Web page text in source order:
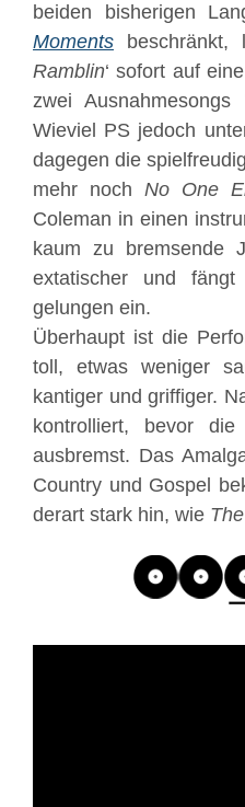
beiden bisherigen
Moments beschränkt,
Ramblin‘ sofort auf
zwei Ausnahmesongs
Wieviel PS jedoch
dagegen die
mehr nochNo One
Coleman in einen
kaum zu bremsende
extatischer und
gelungen ein.
Überhaupt ist die
toll, etwas weniger
kantiger und griffiger.
kontrolliert, bevor
ausbremst. Das
Country und Gospel
derart stark hin, wie